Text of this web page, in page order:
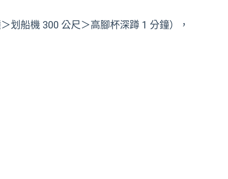
划船機 300 公尺＞高腳杯深蹲 1 分鐘），